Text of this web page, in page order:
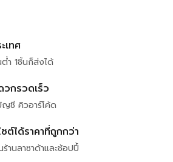
เทศ
ำ 1ชิ้นก็ส่งได้
วกรวดเร็ว
ญชี คิวอาร์โค้ด
ต์ได้ราคาที่ถูกกว่า
ร้านลาซาด้าและช้อปปี้